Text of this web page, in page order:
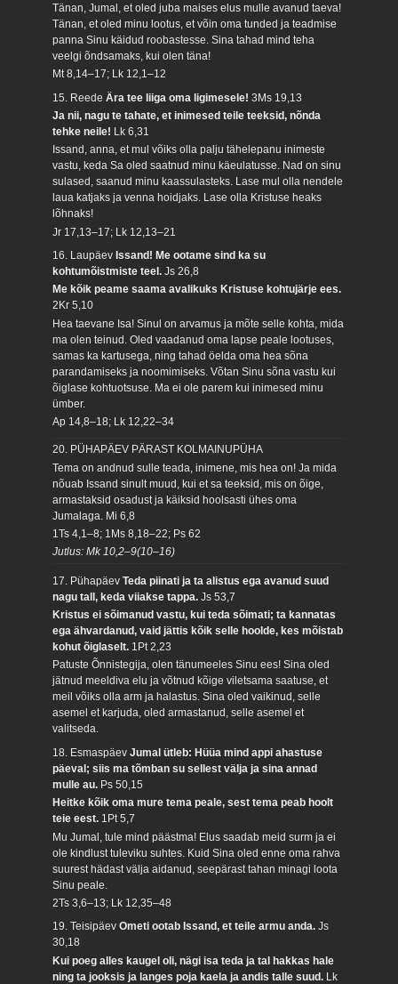
Tänan, Jumal, et oled juba maises elus mulle avanud taeva!
Tänan, et oled minu lootus, et võin oma tunded ja teadmise
panna Sinu käidud roobastesse. Sina tahad mind teha
veelgi õndsamaks, kui olen täna!
Mt 8,14–17; Lk 12,1–12
15. ReedeÄra tee liiga oma ligimesele!3Ms 19,13
Ja nii, nagu te tahate, et inimesed teile teeksid, nõnda
tehke neile! Lk 6,31
Issand, anna, et mul võiks olla palju tähelepanu inimeste
vastu, keda Sa oled saatnud minu käeulatusse. Nad on sinu
sulased, saanud minu kaassulasteks. Lase mul olla nendele
laua katjaks ja venna hoidjaks. Lase olla Kristuse heaks
lõhnaks!
Jr 17,13–17; Lk 12,13–21
16. Laupäev Issand! Me ootame sind ka su
kohtumõistmiste teel.Js 26,8
Me kõik peame saama avalikuks Kristuse kohtujärje ees.
2Kr 5,10
Hea taevane Isa! Sinul on arvamus ja mõte selle kohta, mida
ma olen teinud. Oled vaadanud oma lapse peale lootuses,
samas ka kartusega, ning tahad öelda oma hea sõna
parandamiseks ja noomimiseks. Võtan Sinu sõna vastu kui
õiglase kohtuotsuse. Ma ei ole parem kui inimesed minu
ümber.
Ap 14,8–18; Lk 12,22–34
20. PÜHAPÄEV PÄRAST KOLMAINUPÜHA
Tema on andnud sulle teada, inimene, mis hea on! Ja mida
nõuab Issand sinult muud, kui et sa teeksid, mis on õige,
armastaksid osadust ja käiksid hoolsasti ühes oma
Jumalaga. Mi 6,8
1Ts 4,1–8; 1Ms 8,18–22; Ps 62
Jutlus: Mk 10,2–9(10–16)
17. PühapäevTeda piinati ja ta alistus ega avanud suud
nagu tall, keda viiakse tappa.Js 53,7
Kristus ei sõimanud vastu, kui teda sõimati; ta kannatas
ega ähvardanud, vaid jättis kõik selle hoolde, kes mõistab
kohut õiglaselt. 1Pt 2,23
Patuste Õnnistegija, olen tänumeeles Sinu ees! Sina oled
jätnud meeldiva elu ja võtnud kõige viletsama saatuse, et
meil võiks olla arm ja halastus. Sina oled vaikinud, selle
asemel et karjuda, oled armastanud, selle asemel et
valitseda.
18. EsmaspäevJumal ütleb: Hüüa mind appi ahastuse
päeval; siis ma tõmban su sellest välja ja sina annad
mulle au. Ps 50,15
Heitke kõik oma mure tema peale, sest tema peab hoolt
teie eest. 1Pt 5,7
Mu Jumal, tule mind päästma! Elus saadab meid surm ja ei
ole kindlust tuleviku suhtes. Kuid Sina oled enne oma rahva
suurest hädast välja aidanud, seepärast tahan minagi loota
Sinu peale.
2Ts 3,6–13; Lk 12,35–48
19. TeisipäevOmeti ootab Issand, et teile armu anda.Js
30,18
Kui poeg alles kaugel oli, nägi isa teda ja tal hakkas hale
ning ta jooksis ja langes poja kaela ja andis talle suud. Lk